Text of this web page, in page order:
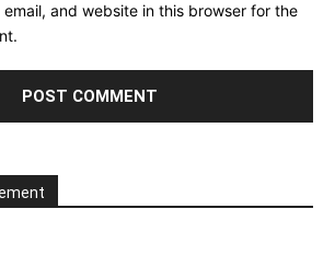
email, and website in this browser for the